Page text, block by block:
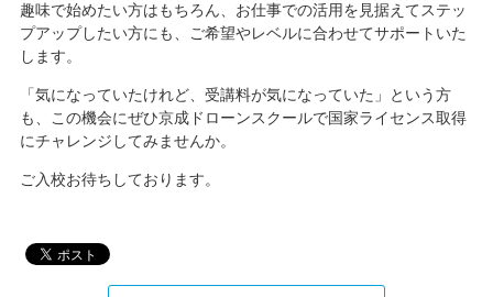
趣味で始めたい方はもちろん、お仕事での活用を見据えてステッ
プアップしたい方にも、ご希望やレベルに合わせてサポートいた
します。
「気になっていたけれど、受講料が気になっていた」という方
も、この機会にぜひ京成ドローンスクールで国家ライセンス取得
にチャレンジしてみませんか。
ご入校お待ちしております。